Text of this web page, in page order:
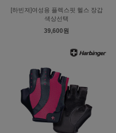
[하빈져]여성용 플렉스핏 헬스 장갑
색상선택
39,600원